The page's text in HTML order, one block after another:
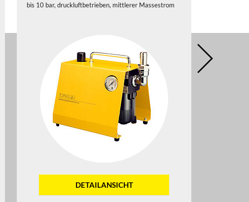
bis 10 bar, druckluftbetrieben, mittlerer Massestrom
DETAILANSICHT